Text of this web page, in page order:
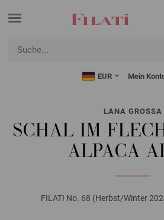
EUR Mein
LANA GROSSA
SCHAL IM
ALPACA
FILATI No. 68 (Herbst/Winter